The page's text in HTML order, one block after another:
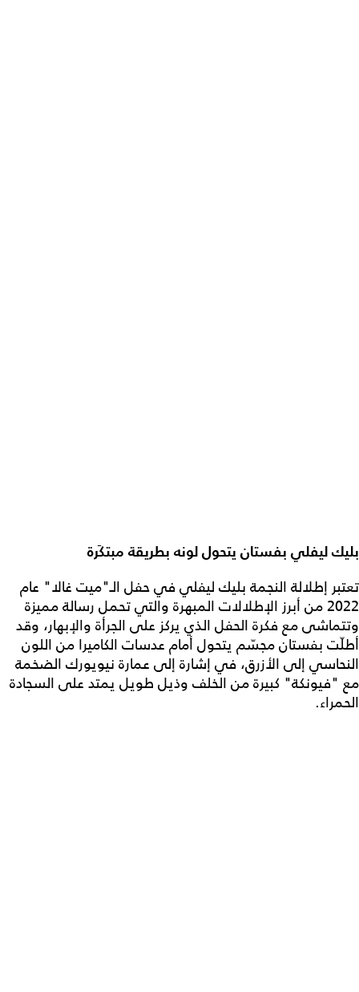
بليك ليفلي بفستان يتحول لونه بطريقة مبتكَرة
تعتبر إطلالة النجمة بليك ليفلي في حفل الـ"ميت غالا" عام
2022 من أبرز الإطلالات المبهرة والتي تحمل رسالة مميزة
وتتماشى مع فكرة الحفل الذي يركز على الجرأة والإبهار، وقد
أطلّت بفستان مجسّم يتحول أمام عدسات الكاميرا من اللون
النحاسي إلى الأزرق، في إشارة إلى عمارة نيويورك الضخمة
مع "فيونكة" كبيرة من الخلف وذيل طويل يمتد على السجادة
الحمراء.